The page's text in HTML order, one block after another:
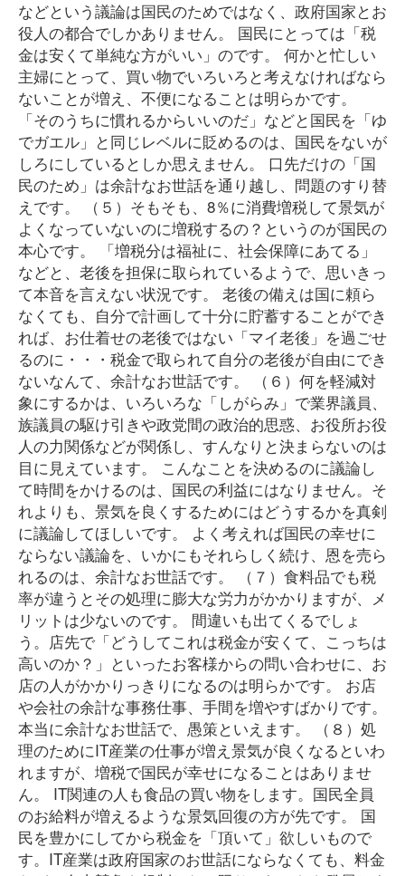
などという議論は国民のためではなく、政府国家とお
役人の都合でしかありません。 国民にとっては「税
金は安くて単純な方がいい」のです。 何かと忙しい
主婦にとって、買い物でいろいろと考えなければなら
ないことが増え、不便になることは明らかです。
「そのうちに慣れるからいいのだ」などと国民を「ゆ
でガエル」と同じレベルに貶めるのは、国民をないが
しろにしているとしか思えません。 口先だけの「国
民のため」は余計なお世話を通り越し、問題のすり替
えです。 （５）そもそも、8％に消費増税して景気が
よくなっていないのに増税するの？というのが国民の
本心です。 「増税分は福祉に、社会保障にあてる」
などと、老後を担保に取られているようで、思いきっ
て本音を言えない状況です。 老後の備えは国に頼ら
なくても、自分で計画して十分に貯蓄することができ
れば、お仕着せの老後ではない「マイ老後」を過ごせ
るのに・・・税金で取られて自分の老後が自由にでき
ないなんて、余計なお世話です。 （６）何を軽減対
象にするかは、いろいろな「しがらみ」で業界議員、
族議員の駆け引きや政党間の政治的思惑、お役所お役
人の力関係などが関係し、すんなりと決まらないのは
目に見えています。 こんなことを決めるのに議論し
て時間をかけるのは、国民の利益にはなりません。そ
れよりも、景気を良くするためにはどうするかを真剣
に議論してほしいです。 よく考えれば国民の幸せに
ならない議論を、いかにもそれらしく続け、恩を売ら
れるのは、余計なお世話です。 （７）食料品でも税
率が違うとその処理に膨大な労力がかかりますが、メ
リットは少ないのです。 間違いも出てくるでしょ
う。店先で「どうしてこれは税金が安くて、こっちは
高いのか？」といったお客様からの問い合わせに、お
店の人がかかりっきりになるのは明らかです。 お店
や会社の余計な事務仕事、手間を増やすばかりです。
本当に余計なお世話で、愚策といえます。 （８）処
理のためにIT産業の仕事が増え景気が良くなるといわ
れますが、増税で国民が幸せになることはありませ
ん。 IT関連の人も食品の買い物をします。国民全員
のお給料が増えるような景気回復の方が先です。 国
民を豊かにしてから税金を「頂いて」欲しいもので
す。IT産業は政府国家のお世話にならなくても、料金